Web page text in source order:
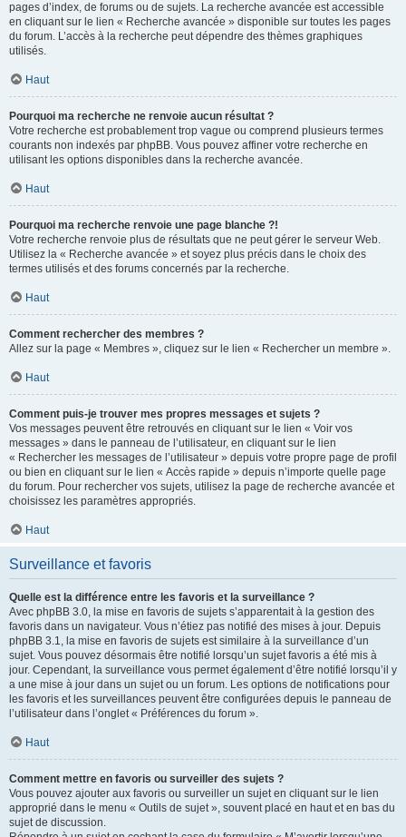
pages d’index, de forums ou de sujets. La recherche avancée est accessible
en cliquant sur le lien « Recherche avancée » disponible sur toutes les pages
du forum. L’accès à la recherche peut dépendre des thèmes graphiques
utilisés.
Haut
Pourquoi ma recherche ne renvoie aucun résultat ?
Votre recherche est probablement trop vague ou comprend plusieurs termes
courants non indexés par phpBB. Vous pouvez affiner votre recherche en
utilisant les options disponibles dans la recherche avancée.
Haut
Pourquoi ma recherche renvoie une page blanche ?!
Votre recherche renvoie plus de résultats que ne peut gérer le serveur Web.
Utilisez la « Recherche avancée » et soyez plus précis dans le choix des
termes utilisés et des forums concernés par la recherche.
Haut
Comment rechercher des membres ?
Allez sur la page « Membres », cliquez sur le lien « Rechercher un membre ».
Haut
Comment puis-je trouver mes propres messages et sujets ?
Vos messages peuvent être retrouvés en cliquant sur le lien « Voir vos
messages » dans le panneau de l’utilisateur, en cliquant sur le lien
« Rechercher les messages de l’utilisateur » depuis votre propre page de profil
ou bien en cliquant sur le lien « Accès rapide » depuis n’importe quelle page
du forum. Pour rechercher vos sujets, utilisez la page de recherche avancée et
choisissez les paramètres appropriés.
Haut
Surveillance et favoris
Quelle est la différence entre les favoris et la surveillance ?
Avec phpBB 3.0, la mise en favoris de sujets s’apparentait à la gestion des
favoris dans un navigateur. Vous n’étiez pas notifié des mises à jour. Depuis
phpBB 3.1, la mise en favoris de sujets est similaire à la surveillance d’un
sujet. Vous pouvez désormais être notifié lorsqu’un sujet favoris a été mis à
jour. Cependant, la surveillance vous permet également d’être notifié lorsqu’il y
a une mise à jour dans un sujet ou un forum. Les options de notifications pour
les favoris et les surveillances peuvent être configurées depuis le panneau de
l’utilisateur dans l’onglet « Préférences du forum ».
Haut
Comment mettre en favoris ou surveiller des sujets ?
Vous pouvez ajouter aux favoris ou surveiller un sujet en cliquant sur le lien
approprié dans le menu « Outils de sujet », souvent placé en haut et en bas du
sujet de discussion.